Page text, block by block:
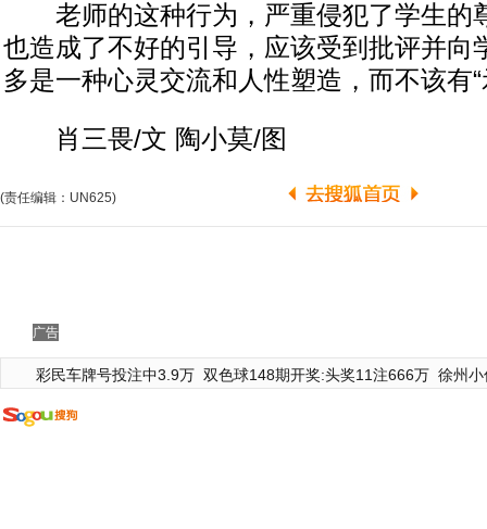
老师的这种行为，严重侵犯了学生的
也造成了不好的引导，应该受到批评并向
多是一种心灵交流和人性塑造，而不该有
肖三畏/文 陶小莫/图
(责任编辑：UN625)
广告
彩民车牌号投注中3.9万 双色球148期开奖:头奖11注666万 徐州